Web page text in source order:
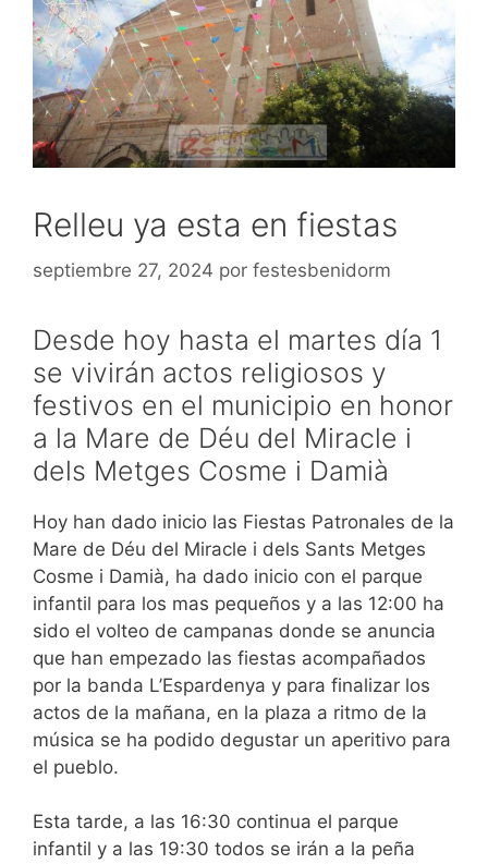
Relleu ya esta en fiestas
septiembre 27, 2024 por festesbenidorm
Desde hoy hasta el martes día 1
se vivirán actos religiosos y
festivos en el municipio en honor
a la Mare de Déu del Miracle i
dels Metges Cosme i Damià
Hoy han dado inicio las Fiestas Patronales de la
Mare de Déu del Miracle i dels Sants Metges
Cosme i Damià, ha dado inicio con el parque
infantil para los mas pequeños y a las 12:00 ha
sido el volteo de campanas donde se anuncia
que han empezado las fiestas acompañados
por la banda L’Espardenya y para finalizar los
actos de la mañana, en la plaza a ritmo de la
música se ha podido degustar un aperitivo para
el pueblo.
Esta tarde, a las 16:30 continua el parque
infantil y a las 19:30 todos se irán a la peña